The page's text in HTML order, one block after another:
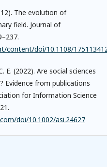
The evolution of
field. Journal of
content/doi/10.1108/
E. (2022). Are social sciences
Evidence from publications
for Information Science
doi/10.1002/asi.24627